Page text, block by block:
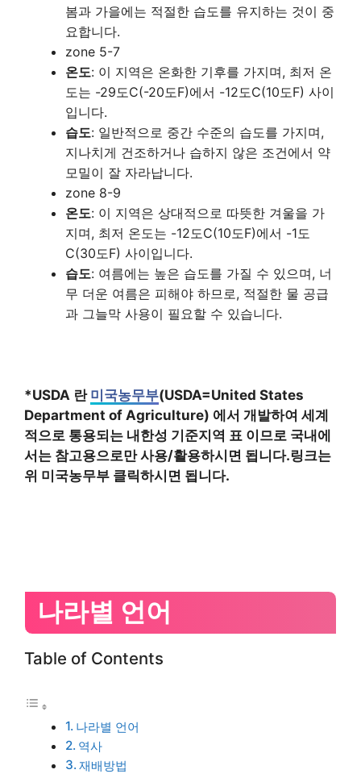
봄과 가을에는 적절한 습도를 유지하는 것이 중
요합니다.
zone 5-7
온도: 이 지역은 온화한 기후를 가지며, 최저 온
도는 -29도C(-20도F)에서 -12도C(10도F) 사이
입니다.
습도: 일반적으로 중간 수준의 습도를 가지며,
지나치게 건조하거나 습하지 않은 조건에서 약
모밀이 잘 자라납니다.
zone 8-9
온도: 이 지역은 상대적으로 따뜻한 겨울을 가
지며, 최저 온도는 -12도C(10도F)에서 -1도
C(30도F) 사이입니다.
습도: 여름에는 높은 습도를 가질 수 있으며, 너
무 더운 여름은 피해야 하므로, 적절한 물 공급
과 그늘막 사용이 필요할 수 있습니다.
*USDA 란 미국농무부(USDA=United States
Department of Agriculture) 에서 개발하여 세계
적으로 통용되는 내한성 기준지역 표 이므로 국내에
서는 참고용으로만 사용/활용하시면 됩니다.링크는
위 미국농무부 클릭하시면 됩니다.
나라별 언어
Table of Contents
나라별 언어
역사
재배방법